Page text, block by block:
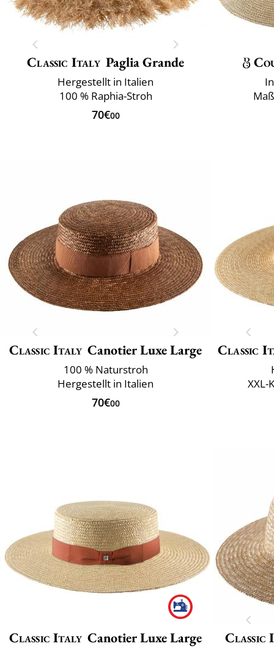
Classic Italy Paglia Grande
Hergestellt in Italien
100 % Raphia-Stroh
70€00
Classic Italy Canotier Luxe Large
100 % Naturstroh
Hergestellt in Italien
70€00
Classic
XXL-
Classic Italy Canotier Luxe Large Classic